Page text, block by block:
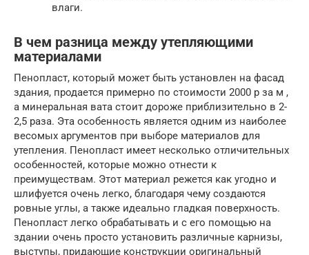
влаги.
В чем разница между утепляющими
материалами
Пенопласт, который может быть установлен на фасад
здания, продается примерно по стоимости 2000 р за м ,
а минеральная вата стоит дороже приблизительно в 2-
2,5 раза. Эта особенность является одним из наиболее
весомых аргументов при выборе материалов для
утепления. Пенопласт имеет несколько отличительных
особенностей, которые можно отнести к
преимуществам. Этот материал режется как угодно и
шлифуется очень легко, благодаря чему создаются
ровные углы, а также идеально гладкая поверхность.
Пенопласт легко обрабатывать и с его помощью на
здании очень просто установить различные карнизы,
выступы, придающие конструкции оригинальный